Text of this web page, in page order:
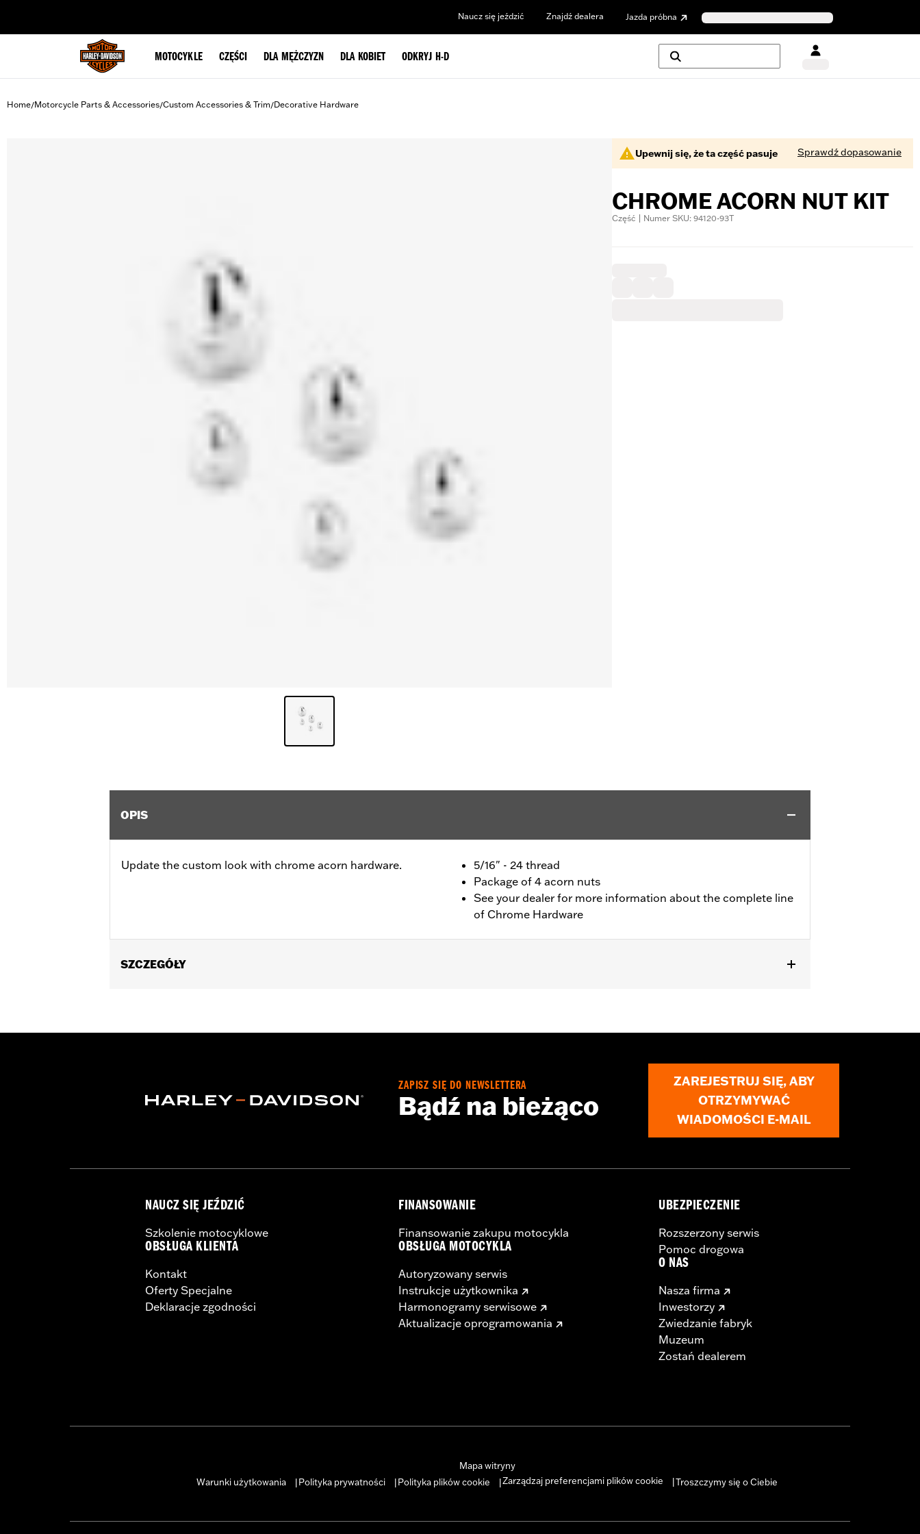
Naucz się jeździć Znajdź dealera Jazda próbna
MOTOCYKLE CZĘŚCI DLA MĘŻCZYZN DLA KOBIET ODKRYJ H-D
Home/Motorcycle Parts & Accessories/Custom Accessories & Trim/Decorative Hardware
Upewnij się, że ta część pasuje Sprawdź dopasowanie
CHROME ACORN NUT KIT
Część | Numer SKU: 94120-93T
OPIS
Update the custom look with chrome acorn hardware.
5/16" - 24 thread
Package of 4 acorn nuts
See your dealer for more information about the complete line
of Chrome Hardware
SZCZEGÓŁY
In the Box:4 chrome-plated acorn nuts
ZAPISZ SIĘ DO NEWSLETTERA
Bądź na bieżąco
ZAREJESTRUJ SIĘ, ABY
OTRZYMYWAĆ
WIADOMOŚCI E-MAIL
NAUCZ SIĘ JEŹDZIĆ
Szkolenie motocyklowe
OBSŁUGA KLIENTA
Kontakt
Oferty Specjalne
Deklaracje zgodności
FINANSOWANIE
Finansowanie zakupu motocykla
OBSŁUGA MOTOCYKLA
Autoryzowany serwis
Instrukcje użytkownika
Harmonogramy serwisowe
Aktualizacje oprogramowania
UBEZPIECZENIE
Rozszerzony serwis
Pomoc drogowa
O NAS
Nasza firma
Inwestorzy
Zwiedzanie fabryk
Muzeum
Zostań dealerem
Mapa witryny
Warunki użytkowania
Polityka prywatności Polityka plików cookie Zarządzaj preferencjami plików cookie Troszczymy się o Ciebie